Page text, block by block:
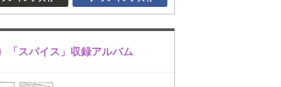
「スパイス」収録アルバム